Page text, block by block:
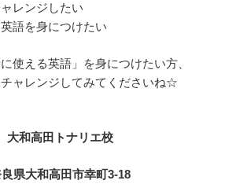
レンジしたい
語を身につけたい
使える英語」を身につけたい方、
ャレンジしてみてくださいね☆
和高田トナリエ校
県大和高田市幸町3-18